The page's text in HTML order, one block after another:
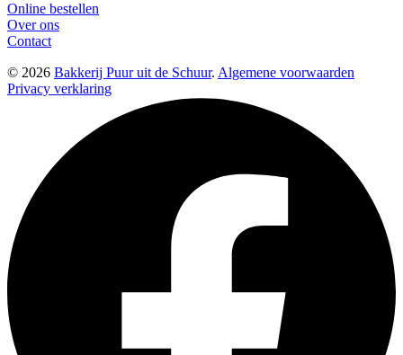
Online bestellen
Over ons
Contact
© 2026 Bakkerij Puur uit de Schuur. Algemene voorwaarden
Privacy verklaring